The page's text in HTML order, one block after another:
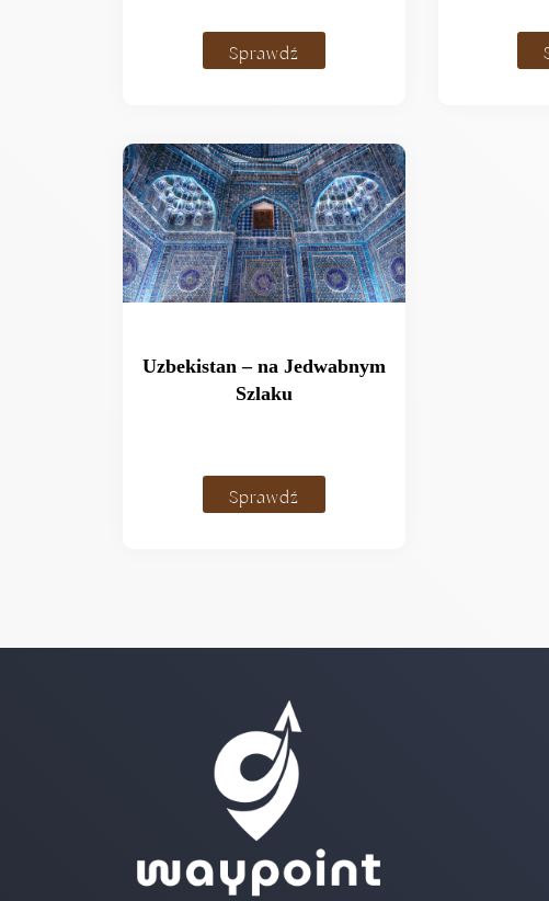
Sprawdź
Uzbekistan – na Jedwabnym
Szlaku
Sprawdź